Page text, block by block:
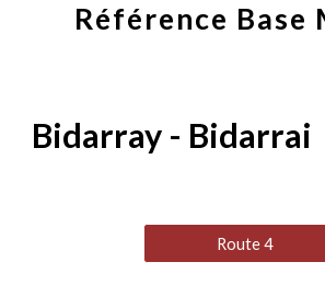
Référence Base
Bidarray - Bidarrai
Route 4